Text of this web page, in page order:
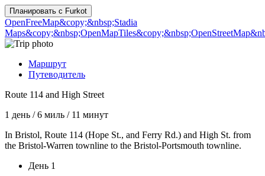
Планировать с Furkot
OpenFreeMap&copy;&nbsp;Stadia
Maps&copy;&nbsp;OpenMapTiles
Маршрут
Путеводитель
Route 114 and High Street
1 день /6 миль / 11 минут
In Bristol, Route 114 (Hope St., and Ferry Rd.) and High St. from
the Bristol-Warren townline to the Bristol-Portsmouth townline.
День 1